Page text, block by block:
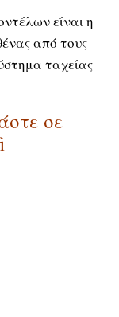
είναι η
από τους
ταχείας
σε